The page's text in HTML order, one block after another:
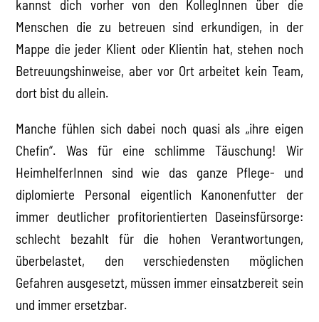
kannst dich vorher von den KollegInnen über die
Menschen die zu betreuen sind erkundigen, in der
Mappe die jeder Klient oder Klientin hat, stehen noch
Betreuungshinweise, aber vor Ort arbeitet kein Team,
dort bist du allein.
Manche fühlen sich dabei noch quasi als „ihre eigen
Chefin“. Was für eine schlimme Täuschung! Wir
HeimhelferInnen sind wie das ganze Pflege- und
diplomierte Personal eigentlich Kanonenfutter der
immer deutlicher profitorientierten Daseinsfürsorge:
schlecht bezahlt für die hohen Verantwortungen,
überbelastet, den verschiedensten möglichen
Gefahren ausgesetzt, müssen immer einsatzbereit sein
und immer ersetzbar.